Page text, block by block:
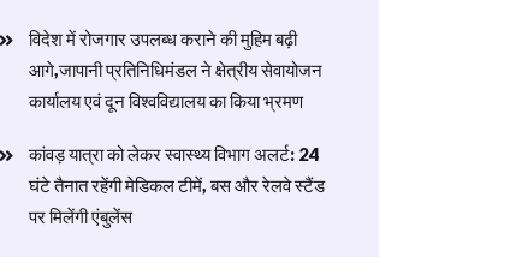
विदेश में रोजगार उपलब्ध कराने की मुहिम बढ़ी
आगे,जापानी प्रतिनिधिमंडल ने क्षेत्रीय सेवायोजन
कार्यालय एवं दून विश्वविद्यालय का किया भ्रमण
​कांवड़ यात्रा को लेकर स्वास्थ्य विभाग अलर्ट: 24
घंटे तैनात रहेंगी मेडिकल टीमें, बस और रेलवे स्टैंड
पर मिलेंगी एंबुलेंस